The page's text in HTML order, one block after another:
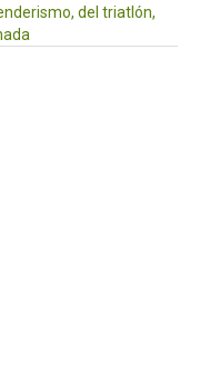
del triatlón,